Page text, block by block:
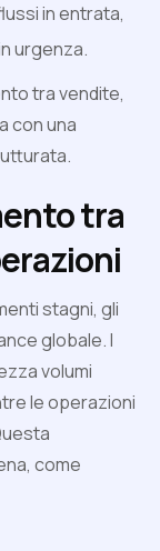
in entrata,
urgenza.
tra vendite,
con una
tra
stagni, gli
globale. I
volumi
le operazioni
come